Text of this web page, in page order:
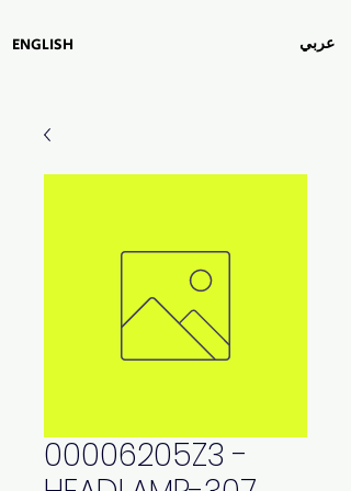
عربي ENGLISH
00006205Z3 -